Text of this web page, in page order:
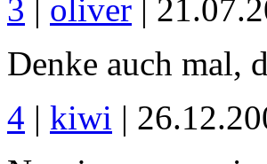
3 | oliver |
Denke auch mal,
4 | kiwi |